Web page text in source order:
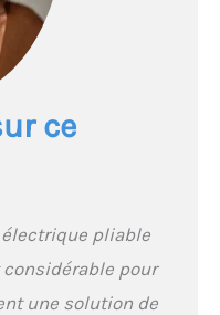
les pentes et les
routiers.
Pneus d'extérieur de
Top】nous
gonflables en
absorption des chocs
une excellente
à l'usure,
vous permettant de
ce
pliable
considérable pour
une solution de